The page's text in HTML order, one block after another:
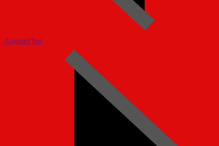
Aujourd’hui